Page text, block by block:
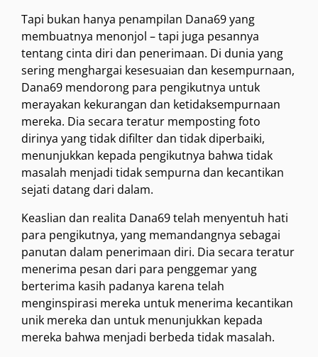
Tapi bukan hanya penampilan Dana69 yang
membuatnya menonjol – tapi juga pesannya
tentang cinta diri dan penerimaan. Di dunia yang
sering menghargai kesesuaian dan kesempurnaan,
Dana69 mendorong para pengikutnya untuk
merayakan kekurangan dan ketidaksempurnaan
mereka. Dia secara teratur memposting foto
dirinya yang tidak difilter dan tidak diperbaiki,
menunjukkan kepada pengikutnya bahwa tidak
masalah menjadi tidak sempurna dan kecantikan
sejati datang dari dalam.
Keaslian dan realita Dana69 telah menyentuh hati
para pengikutnya, yang memandangnya sebagai
panutan dalam penerimaan diri. Dia secara teratur
menerima pesan dari para penggemar yang
berterima kasih padanya karena telah
menginspirasi mereka untuk menerima kecantikan
unik mereka dan untuk menunjukkan kepada
mereka bahwa menjadi berbeda tidak masalah.